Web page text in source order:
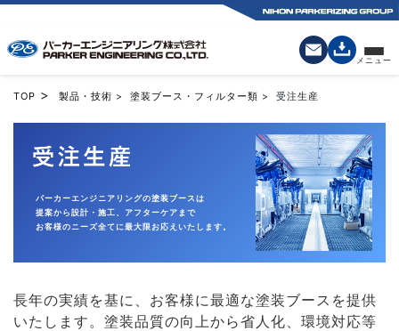
TOP > 製品・技術 > 塗装ブース・フィルター類 > 受注生産
パーカーエンジニアリングの塗装ブースは
提案から設計・施工、アフターケアまで
お客様のニーズ全てに最大限お応えいたします。
長年の実績を基に、お客様に最適な塗装ブースを提供
いたします。塗装品質の向上から省人化、環境対応等